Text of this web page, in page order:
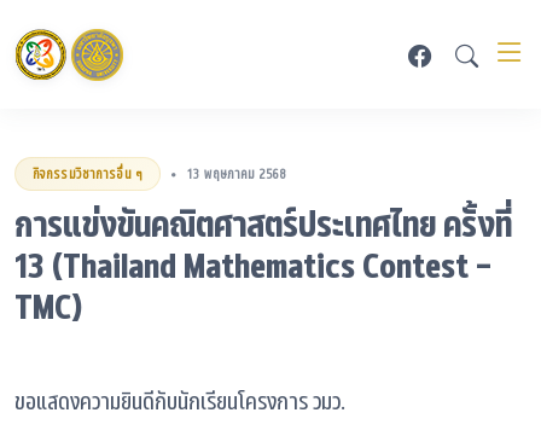
กิจกรรมวิชาการอื่น ๆ • 13 พฤษภาคม 2568
การแข่งขันคณิตศาสตร์ประเทศไทย ครั้งที่
13 (Thailand Mathematics Contest -
TMC)
ขอแสดงความยินดีกับนักเรียนโครงการ วมว.